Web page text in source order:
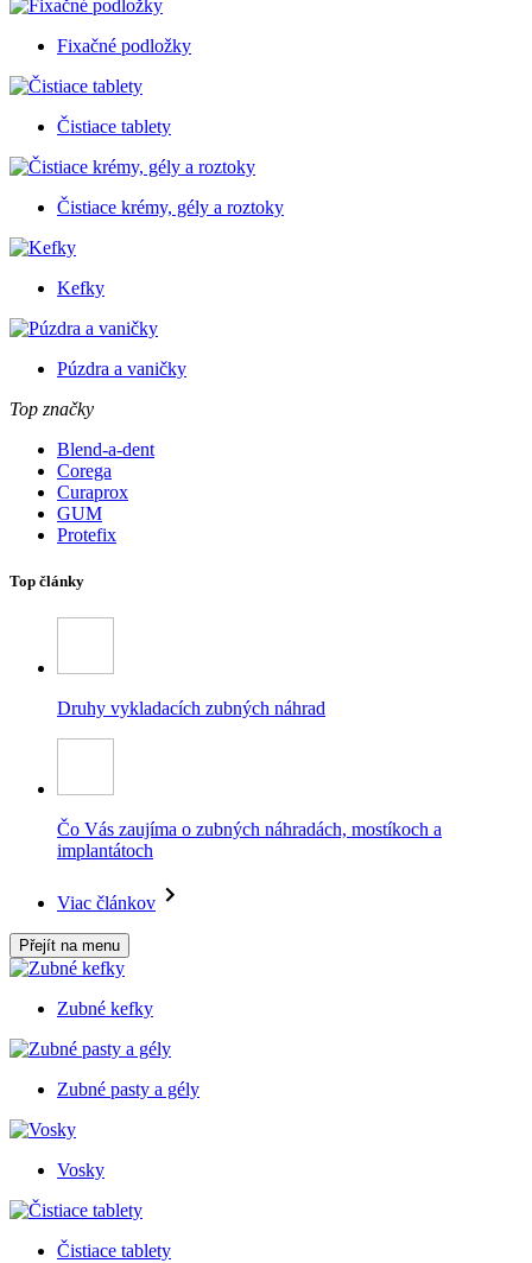
Fixačné podložky
Čistiace tablety
Čistiace krémy, gély a roztoky
Kefky
Púzdra a vaničky
Top značky
Blend-a-dent
Corega
Curaprox
GUM
Protefix
Top články
Druhy vykladacích zubných náhrad
Čo Vás zaujíma o zubných náhradách, mostíkoch a
implantátoch
Viac článkov
Přejít na menu
Zubné kefky
Zubné pasty a gély
Vosky
Čistiace tablety